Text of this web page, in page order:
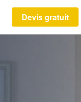
Devis gratuit